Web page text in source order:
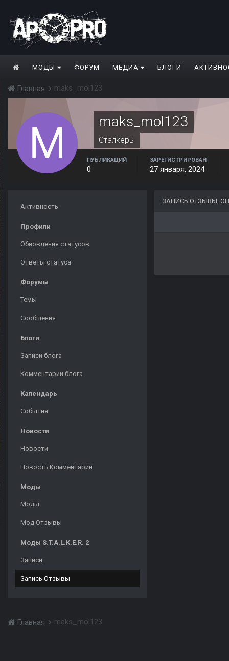
МОДЫ ФОРУМ МЕДИА БЛОГИ
Главная maks_mol123
maks_mol123
Сталкеры
ПУБЛИКАЦИЙ
0
ЗАРЕГИСТРИРОВАН
27 января, 2024
Активность
Профили
Обновления статусов
Ответы статуса
Форумы
Темы
Сообщения
Блоги
Записи блога
Комментарии блога
Календарь
События
Новости
Новости
Новость Комментарии
Моды
Моды
Мод Отзывы
Моды S.T.A.L.K.E.R. 2
Записи
Запись Отзывы
ЗАПИСЬ ОТЗЫВЫ,
Главная maks_mol123